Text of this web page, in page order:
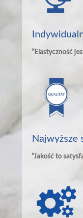
“Elastyczność
Najwyższe
“Jakość to